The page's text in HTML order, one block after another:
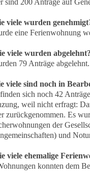
sind 200 Anträge auf
viele wurden
eine Ferienwohnung
viele wurden abgelehnt?
79 Anträge abgelehnt.
viele sind noch in
sich noch 42
weil nicht erfragt:
zurückgenommen. Es
der
und
viele ehemalige
konnten dem